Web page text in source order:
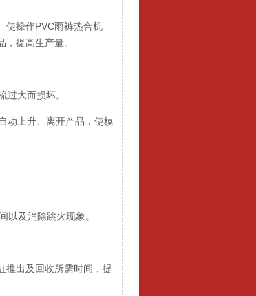
操作PVC雨裤热合机
提高生产量。
大而损坏。
动上升、离开产品，使模
及消除跳火现象。
出及回收所需时间，提